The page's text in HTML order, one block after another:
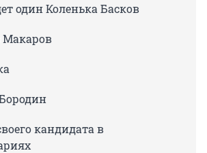
один Коленька Басков
Макаров
кандидата в